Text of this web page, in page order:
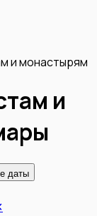
и монастырям
и
даты